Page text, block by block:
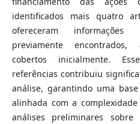
identificados mais quatro
ofereceram
previamente
cobertos inicialmente.
referências contribuiu
análise, garantindo uma
alinhada com a
análises preliminares